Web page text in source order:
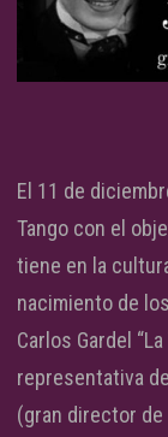
El 11 de
Tango con el
tiene en la
nacimiento de
Carlos Gardel
representativa
(gran director